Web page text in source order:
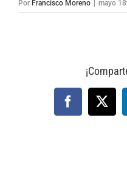
Por Francisco Moreno | mayo
Facebook
X